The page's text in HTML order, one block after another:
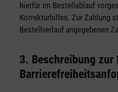
hierfür im Bestellablauf
Korrekturhilfen. Zur Zahlung
Bestellverlauf angegebenen
3. Beschreibung